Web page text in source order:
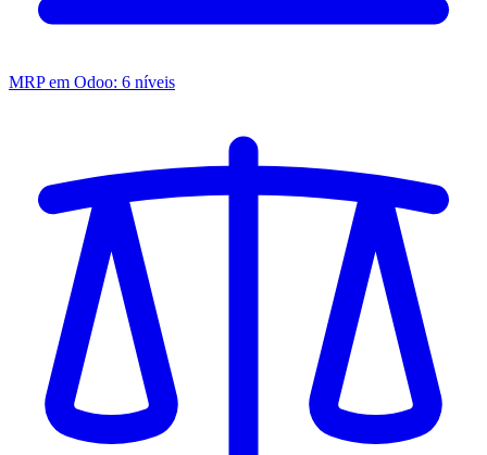
MRP em Odoo: 6 níveis